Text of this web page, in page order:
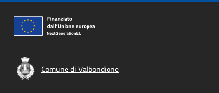
Comune di Valbondione